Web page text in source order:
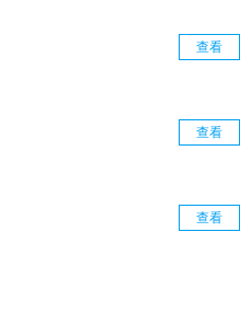
查看
查看
查看